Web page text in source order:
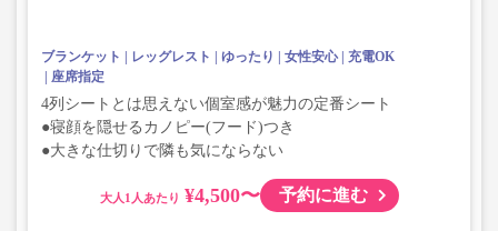
ブランケット レッグレスト ゆったり 女性安心
充電OK
座席指定
4列シートとは思えない個室感が魅力の定番シート
●寝顔を隠せるカノピー(フード)つき
●大きな仕切りで隣も気にならない
大人 ¥4,500〜 予約に進む